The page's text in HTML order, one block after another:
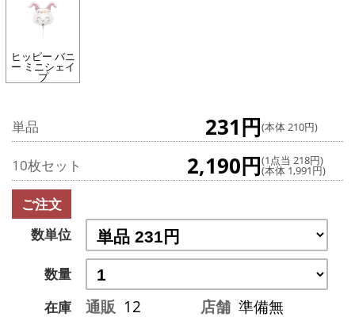
ヒッピー バニ
ー ミニシェイ
プ
単品 231円(本体 210円)
10枚セット 2,190円(1点当 218円)
(本体 1,991円)
ご注文
数単位
数量
在庫
通販 12 店舗 準備無